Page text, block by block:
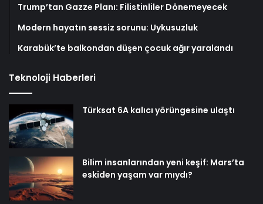
Trump’tan Gazze Planı: Filistinliler Dönemeyecek
Modern hayatın sessiz sorunu: Uykusuzluk
Karabük’te balkondan düşen çocuk ağır yaralandı
Teknoloji Haberleri
Türksat 6A kalıcı yörüngesine ulaştı
Bilim insanlarından yeni keşif: Mars’ta
eskiden yaşam var mıydı?